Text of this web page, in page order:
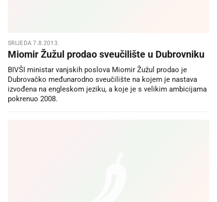
SRIJEDA 7.8.2013.
Miomir Žužul prodao sveučilište u Dubrovniku
BIVŠI ministar vanjskih poslova Miomir Žužul prodao je
Dubrovačko međunarodno sveučilište na kojem je nastava
izvođena na engleskom jeziku, a koje je s velikim ambicijama
pokrenuo 2008.